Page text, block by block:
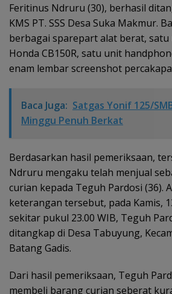
Feritinus Ndruru (30), berhasil
KMS PT. SSS Desa Suka Makmur.
berbagai sparepart alat berat,
Honda CB150R, satu unit
enam lembar screenshot
Baca Juga: Satgas Yonif 125/
Minggu Penuh Berkat
Berdasarkan hasil pemeriksaan,
Ndruru mengaku telah menjual
curian kepada Teguh Pardosi (36).
keterangan tersebut, pada Kamis,
sekitar pukul 23.00 WIB, Teguh
ditangkap di Desa Tabuyung,
Batang Gadis.
Dari hasil pemeriksaan, Teguh
membeli barang curian seberat